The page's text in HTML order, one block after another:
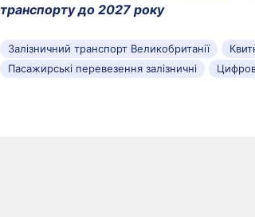
транспорту до 2027 року
Залізничний транспорт Великобританії
Пасажирські перевезення залізничні